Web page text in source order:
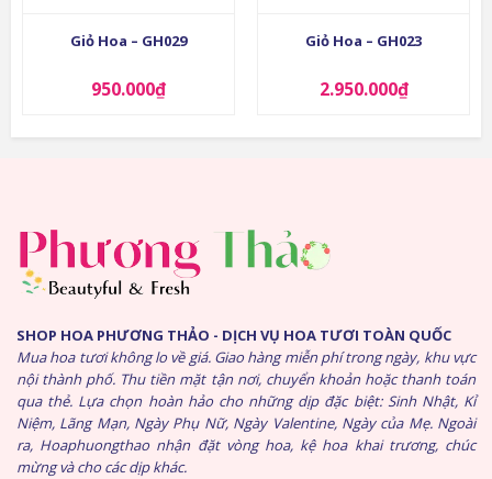
Giỏ Hoa – GH029
950.000₫
Giỏ Hoa – GH023
2.950.000₫
SHOP HOA PHƯƠNG THẢO - DỊCH VỤ HOA TƯƠI TOÀN QUỐC
Mua hoa tươi không lo về giá. Giao hàng miễn phí trong ngày, khu vực
nội thành phố. Thu tiền mặt tận nơi, chuyển khoản hoặc thanh toán
qua thẻ. Lựa chọn hoàn hảo cho những dịp đặc biệt: Sinh Nhật, Kỉ
Niệm, Lãng Mạn, Ngày Phụ Nữ, Ngày Valentine, Ngày của Mẹ. Ngoài
ra, Hoaphuongthao nhận đặt vòng hoa, kệ hoa khai trương, chúc
mừng và cho các dịp khác.